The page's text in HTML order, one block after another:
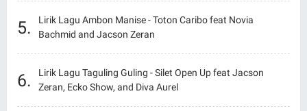
Lirik Lagu Ambon Manise - Toton Caribo feat Novia
Bachmid and Jacson Zeran
Lirik Lagu Taguling Guling - Silet Open Up feat Jacson
Zeran, Ecko Show, and Diva Aurel